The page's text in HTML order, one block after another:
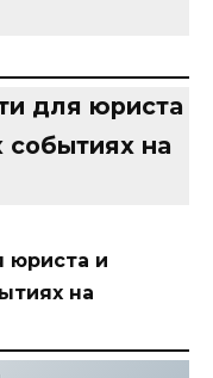
для юриста
на
юриста и
на